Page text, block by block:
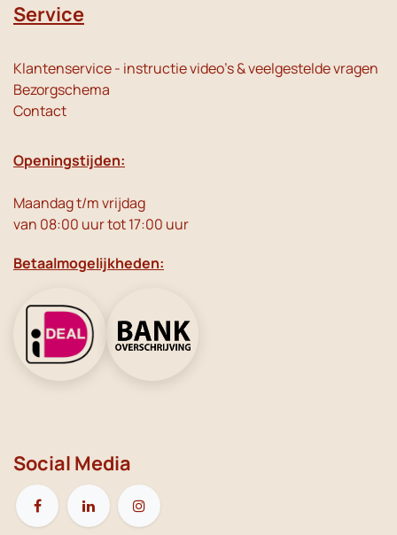
Service
Klantenservice - instructie video's & veelgestelde vragen
Bezorgschema
Contact
Openingstijden:
Maandag t/m vrijdag
van 08:00 uur tot 17:00 uur
Betaalmogelijkheden:
Social Media